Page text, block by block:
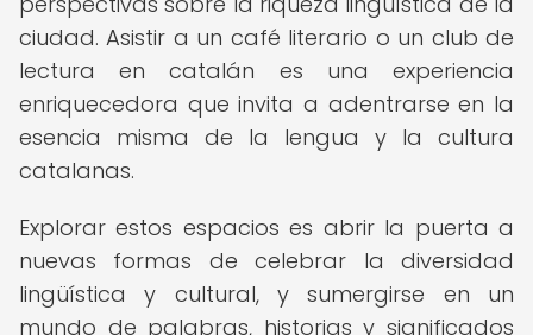
ciudad. Asistir a un café literario o un club de
lectura en catalán es una experiencia
enriquecedora que invita a adentrarse en la
esencia misma de la lengua y la cultura
catalanas.
Explorar estos espacios es abrir la puerta a
nuevas formas de celebrar la diversidad
lingüística y cultural, y sumergirse en un
mundo de palabras, historias y significados